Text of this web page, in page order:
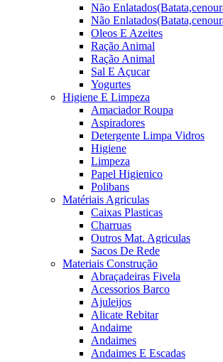
Não
Não
Oleos E Azeites
Ração Animal
Ração Animal
Sal E Açucar
Yogurtes
Higiene E Limpeza
Amaciador Roupa
Aspiradores
Detergente Limpa Vidros
Higiene
Limpeza
Papel Higienico
Polibans
Matériais Agriculas
Caixas Plasticas
Charruas
Outros Mat. Agriculas
Sacos De Rede
Materiais Construção
Abraçadeiras Fivela
Acessorios Barco
Ajuleijos
Alicate Rebitar
Andaime
Andaimes
Andaimes E Escadas